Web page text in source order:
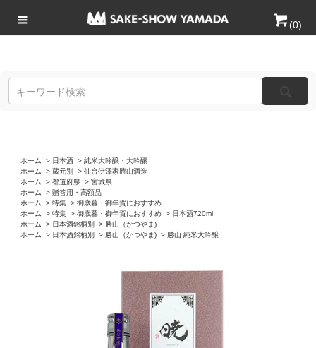
(0)
ホーム > 日本酒 > 純米大吟醸・大吟醸
ホーム
> 蔵元別 > 仙台伊澤家勝山酒造
ホーム
> 都道府県 > 宮城県
ホーム
> 贈答用・高額品
ホーム
> 特集 > 御歳暮・御年賀におすすめ
ホーム
> 特集 > 御歳暮・御年賀におすすめ > 日本酒720ml
ホーム
> 日本酒銘柄別 > 勝山（かつやま)
ホーム
> 日本酒銘柄別 > 勝山（かつやま) > 勝山 純米大吟醸